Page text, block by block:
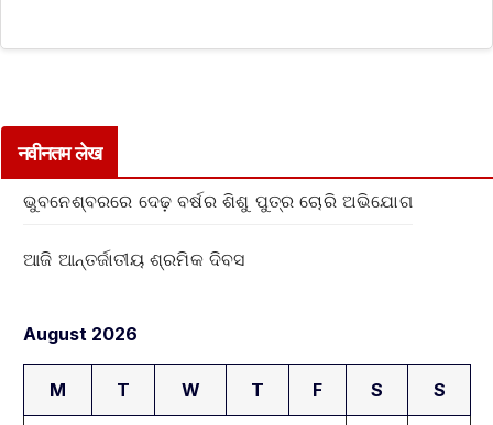
नवीनतम लेख
ଭୁବନେଶ୍ବରରେ ଦେଢ଼ ବର୍ଷର ଶିଶୁ ପୁତ୍ର ଚୋରି ଅଭିଯୋଗ
ଆଜି ଆନ୍ତର୍ଜାତୀୟ ଶ୍ରମିକ ଦିବସ
August 2026
M T W T F S S